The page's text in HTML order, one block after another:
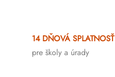
14 DŇOVÁ SPLATNOSŤ
pre školy a úrady